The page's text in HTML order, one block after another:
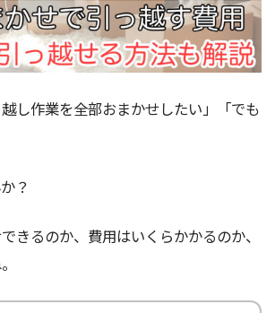
越し作業を全部おまかせしたい」「でも
？
きるのか、費用はいくらかかるのか、